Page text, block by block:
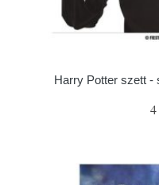
Harry Potter szett -